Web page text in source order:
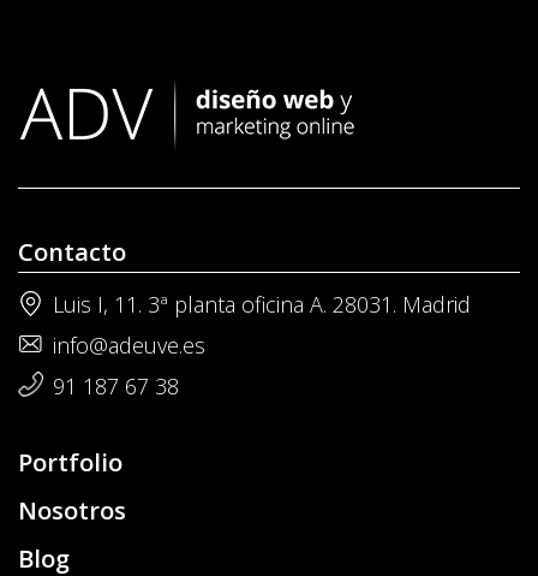
Contacto
Luis I, 11. 3ª planta oficina A. 28031. Madrid
info@adeuve.es
91 187 67 38
Portfolio
Nosotros
Blog